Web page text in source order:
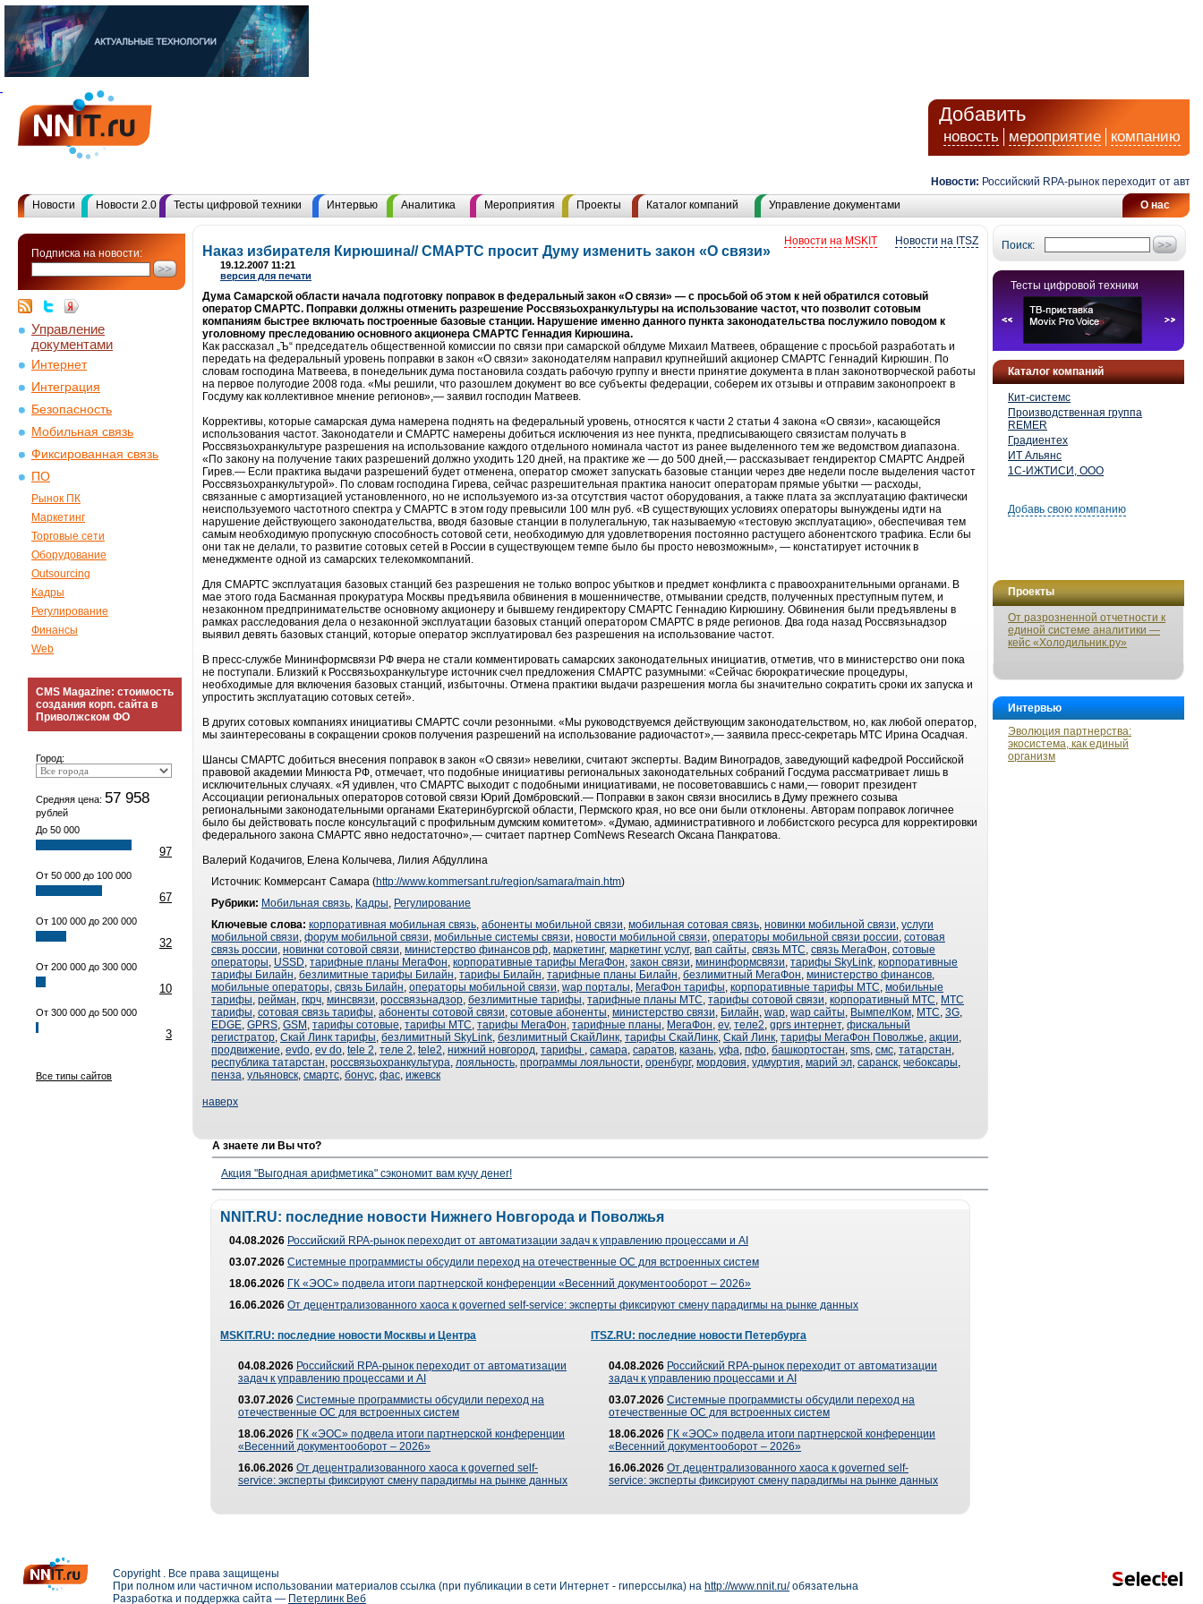
Добавить
новость мероприятие компанию
Новости: Российский RPA-рынок переходит от
О нас
Новости Новости 2.0 Тесты цифровой техники Интервью Аналитика Мероприятия Проекты Каталог компаний Управление документами
Подписка на новости:
Управление
документами
Интернет
Интеграция
Безопасность
Мобильная связь
Фиксированная связь
ПО
Рынок ПК
Маркетинг
Торговые сети
Оборудование
Outsourcing
Кадры
Регулирование
Финансы
Web
CMS Magazine: стоимость
создания корп. сайта в
Приволжском ФО
Город:
Средняя цена: 57 958
рублей
До 50 000
97
От 50 000 до 100 000
67
От 100 000 до 200 000
32
От 200 000 до 300 000
10
От 300 000 до 500 000
3
Все типы сайтов
Поиск:
Тесты цифровой техники
Каталог компаний
Кит-системс
Производственная группа
REMER
Градиентех
ИТ Альянс
1С-ИЖТИСИ, ООО
Добавь свою компанию
Проекты
От разрозненной отчетности к
единой системе аналитики —
кейс «Холодильник.ру»
Интервью
Эволюция партнерства:
экосистема, как единый
организм
Новости на ITSZ
Новости на MSKIT
Наказ избирателя Кирюшина// СМАРТС просит Думу изменить закон «О связи»
19.12.2007 11:21
версия для печати
Дума Самарской области начала подготовку поправок в федеральный закон «О связи» — с просьбой об этом к ней обратился сотовый
оператор СМАРТС. Поправки должны отменить разрешение Россвязьохранкультуры на использование частот, что позволит сотовым
компаниям быстрее включать построенные базовые станции. Нарушение именно данного пункта законодательства послужило поводом к
уголовному преследованию основного акционера СМАРТС Геннадия Кирюшина.
Как рассказал „Ъ“ председатель общественной комиссии по связи при самарской облдуме Михаил Матвеев, обращение с просьбой разработать и
передать на федеральный уровень поправки в закон «О связи» законодателям направил крупнейший акционер СМАРТС Геннадий Кирюшин. По
словам господина Матвеева, в понедельник дума постановила создать рабочую группу и внести принятие документа в план законотворческой работы
на первое полугодие 2008 года. «Мы решили, что разошлем документ во все субъекты федерации, соберем их отзывы и отправим законопроект в
Госдуму как коллективное мнение регионов»,— заявил господин Матвеев.
Коррективы, которые самарская дума намерена поднять на федеральный уровень, относятся к части 2 статьи 4 закона «О связи», касающейся
использования частот. Законодатели и СМАРТС намерены добиться исключения из нее пункта, предписывающего связистам получать в
Россвязьохранкультуре разрешения на использование каждого отдельного номинала частот из ранее выделенного тем же ведомством диапазона.
«По закону на получение таких разрешений должно уходить 120 дней, на практике же — до 500 дней,— рассказывает гендиректор СМАРТС Андрей
Гирев.— Если практика выдачи разрешений будет отменена, оператор сможет запускать базовые станции через две недели после выделения частот
Россвязьохранкультурой». По словам господина Гирева, сейчас разрешительная практика наносит операторам прямые убытки — расходы,
связанные с амортизацией установленного, но не используемого из-за отсутствия частот оборудования, а также плата за эксплуатацию фактически
неиспользуемого частотного спектра у СМАРТС в этом году превысили 100 млн руб. «В существующих условиях операторы вынуждены идти на
нарушение действующего законодательства, вводя базовые станции в полулегальную, так называемую «тестовую эксплуатацию», обеспечивая тем
самым необходимую пропускную способность сотовой сети, необходимую для удовлетворения постоянно растущего абонентского трафика. Если бы
они так не делали, то развитие сотовых сетей в России в существующем темпе было бы просто невозможным», — констатирует источник в
менеджменте одной из самарских телекомкомпаний.
Для СМАРТС эксплуатация базовых станций без разрешения не только вопрос убытков и предмет конфликта с правоохранительными органами. В
мае этого года Басманная прокуратура Москвы предъявила обвинения в мошенничестве, отмывании средств, полученных преступным путем, и
незаконном предпринимательстве основному акционеру и бывшему гендиректору СМАРТС Геннадию Кирюшину. Обвинения были предъявлены в
рамках расследования дела о незаконной эксплуатации базовых станций оператором СМАРТС в ряде регионов. Два года назад Россвязьнадзор
выявил девять базовых станций, которые оператор эксплуатировал без разрешения на использование частот.
В пресс-службе Мининформсвязи РФ вчера не стали комментировать самарских законодательных инициатив, отметив, что в министерство они пока
не поступали. Близкий к Россвязьохранкультуре источник счел предложения СМАРТС разумными: «Сейчас бюрократические процедуры,
необходимые для включения базовых станций, избыточны. Отмена практики выдачи разрешения могла бы значительно сократить сроки их запуска и
упростить эксплуатацию сотовых сетей».
В других сотовых компаниях инициативы СМАРТС сочли резонными. «Мы руководствуемся действующим законодательством, но, как любой оператор,
мы заинтересованы в сокращении сроков получения разрешений на использование радиочастот»,— заявила пресс-секретарь МТС Ирина Осадчая.
Шансы СМАРТС добиться внесения поправок в закон «О связи» невелики, считают эксперты. Вадим Виноградов, заведующий кафедрой Российской
правовой академии Минюста РФ, отмечает, что подобные инициативы региональных законодательных собраний Госдума рассматривает лишь в
исключительных случаях. «Я удивлен, что СМАРТС выходит с подобными инициативами, не посоветовавшись с нами,— говорит президент
Ассоциации региональных операторов сотовой связи Юрий Домбровский.— Поправки в закон связи вносились в Думу прежнего созыва
региональными законодательными органами Екатеринбургской области, Пермского края, но все они были отклонены. Авторам поправок логичнее
было бы действовать после консультаций с профильным думским комитетом». «Думаю, административного и лоббистского ресурса для корректировки
федерального закона СМАРТС явно недостаточно»,— считает партнер ComNews Research Оксана Панкратова.
Валерий Кодачигов, Елена Колычева, Лилия Абдуллина
Источник: Коммерсант Самара (http://www.kommersant.ru/region/samara/main.htm)
Рубрики: Мобильная связь, Кадры, Регулирование
Ключевые слова: корпоративная мобильная связь, абоненты мобильной связи, мобильная сотовая связь, новинки мобильной связи, услуги
мобильной связи, форум мобильной связи, мобильные системы связи, новости мобильной связи, операторы мобильной связи россии, сотовая
связь россии, новинки сотовой связи, министерство финансов рф, маркетинг, маркетинг услуг, вап сайты, связь МТС, связь МегаФон, сотовые
операторы, USSD, тарифные планы МегаФон, корпоративные тарифы МегаФон, закон связи, мининформсвязи, тарифы SkyLink, корпоративные
тарифы Билайн, безлимитные тарифы Билайн, тарифы Билайн, тарифные планы Билайн, безлимитный МегаФон, министерство финансов,
мобильные операторы, связь Билайн, операторы мобильной связи, wap порталы, МегаФон тарифы, корпоративные тарифы МТС, мобильные
тарифы, рейман, гкрч, минсвязи, россвязьнадзор, безлимитные тарифы, тарифные планы МТС, тарифы сотовой связи, корпоративный МТС, МТС
тарифы, сотовая связь тарифы, абоненты сотовой связи, сотовые абоненты, министерство связи, Билайн, wap, wap сайты, ВымпелКом, МТС, 3G,
EDGE, GPRS, GSM , тарифы сотовые, тарифы МТС, тарифы МегаФон, тарифные планы, МегаФон, ev, теле2, gprs интернет, фискальный
регистратор, Скай Линк тарифы, безлимитный SkyLink, безлимитный СкайЛинк, тарифы СкайЛинк, Скай Линк, тарифы МегаФон Поволжье, акции,
продвижение, evdo, ev do, tele 2, теле 2, tele2, нижний новгород, тарифы , самара, саратов, казань, уфа, пфо, башкортостан, sms, смс, татарстан,
республика татарстан, россвязьохранкультура, лояльность, программы лояльности, оренбург, мордовия, удмуртия, марий эл, саранск, чебоксары,
пенза, ульяновск, смартс, бонус, фас, ижевск
наверх
А знаете ли Вы что?
Акция "Выгодная арифметика" сэкономит вам кучу денег!
NNIT.RU: последние новости Нижнего Новгорода и Поволжья
04.08.2026 Российский RPA-рынок переходит от автоматизации задач к управлению процессами и AI
03.07.2026 Системные программисты обсудили переход на отечественные ОС для встроенных систем
18.06.2026 ГК «ЭОС» подвела итоги партнерской конференции «Весенний документооборот – 2026»
16.06.2026 От децентрализованного хаоса к governed self-service: эксперты фиксируют смену парадигмы на рынке данных
MSKIT.RU: последние новости Москвы и Центра
04.08.2026 Российский RPA-рынок переходит от автоматизации
задач к управлению процессами и AI
03.07.2026 Системные программисты обсудили переход на
отечественные ОС для встроенных систем
18.06.2026 ГК «ЭОС» подвела итоги партнерской конференции
«Весенний документооборот – 2026»
16.06.2026 От децентрализованного хаоса к governed self-
service: эксперты фиксируют смену парадигмы на рынке данных
ITSZ.RU: последние новости Петербурга
04.08.2026 Российский RPA-рынок переходит от автоматизации
задач к управлению процессами и AI
03.07.2026 Системные программисты обсудили переход на
отечественные ОС для встроенных систем
18.06.2026 ГК «ЭОС» подвела итоги партнерской конференции
«Весенний документооборот – 2026»
16.06.2026 От децентрализованного хаоса к governed self-
service: эксперты фиксируют смену парадигмы на рынке данных
Copyright . Все права защищены
При полном или частичном использовании материалов ссылка (при публикации в сети Интернет - гиперссылка) на http://www.nnit.ru/обязательна
Разработка и поддержка сайта — Петерлинк Веб